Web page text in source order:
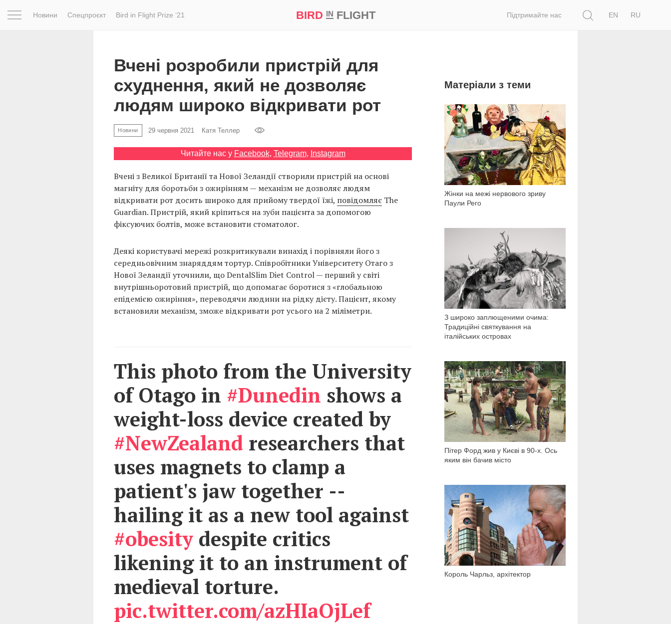
Новини Спецпроєкт Bird in Flight Prize ‘21 BIRD INFLIGHT Підтримайте нас
EN
RU
Вчені розробили пристрій для
схуднення, який не дозволяє
людям широко відкривати рот
Новини 29 червня 2021 Катя Теллер
Читайте нас у Facebook, Telegram, Instagram
Вчені з Великої Британії та Нової Зеландії створили пристрій на основі
магніту для боротьби з ожирінням — механізм не дозволяє людям
відкривати рот досить широко для прийому твердої їжі, повідомляєThe
Guardian. Пристрій, який кріпиться на зуби пацієнта за допомогою
фіксуючих болтів, може встановити стоматолог.
Деякі користувачі мережі розкритикували винахід і порівняли його з
середньовічним знаряддям тортур. Співробітники Університету Отаго з
Нової Зеландії уточнили, що DentalSlim Diet Control — перший у світі
внутрішньоротовий пристрій, що допомагає боротися з «глобальною
епідемією ожиріння», переводячи людини на рідку дієту. Пацієнт, якому
встановили механізм, зможе відкривати рот усього на 2 міліметри.
This photo from the University
of Otago in #Dunedin shows a
weight-loss device created by
#NewZealand researchers that
uses magnets to clamp a
patient's jaw together --
hailing it as a new tool against
#obesitydespite critics
likening it to an instrument of
medieval torture.
pic.twitter.com/azHIaOjLef
Матеріали з теми
Жінки на межі нервового зриву
Паули Рего
1 801
З широко заплющеними очима:
Традиційні святкування на
італійських островах
Пітер Форд жив у Києві в 90-х. Ось
яким він бачив місто
9 678
Король Чарльз, архітектор
1 058